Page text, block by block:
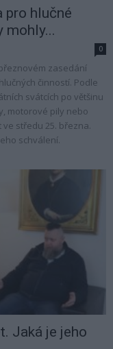
pro hlučné
mohly...
0
zasedání
činností. Podle
svátcích po většinu
motorové pily nebo
středu 25. března.
schválení.
Jaká je jeho